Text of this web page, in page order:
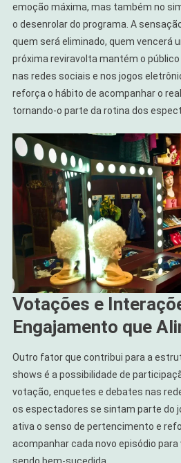
emoção máxima, mas também no
o desenrolar do programa. A
quem será eliminado, quem vencerá
próxima reviravolta mantém o
nas redes sociais e nos jogos
reforça o hábito de acompanhar o
tornando-o parte da rotina dos
Votações e
Engajamento que
Outro fator que contribui para a
shows é a possibilidade de
votação, enquetes e debates nas
os espectadores se sintam parte do
ativa o senso de pertencimento e
acompanhar cada novo episódio